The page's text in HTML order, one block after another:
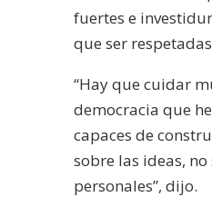
fuertes e
que ser
“Hay que cuidar
democracia que
capaces de
sobre las ideas,
personales”, dijo.